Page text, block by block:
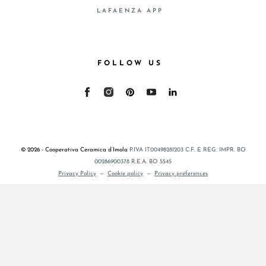
LAFAENZA APP
FOLLOW US
© 2026 - Cooperativa Ceramica d’Imola P.IVA IT00498281203 C.F. E REG. IMPR. BO
00286900378 R.E.A. BO 5545
Privacy Policy — Cookie policy — Privacy preferences